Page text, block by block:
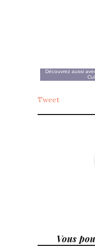
Découvrez aussi
Tweet
Vous